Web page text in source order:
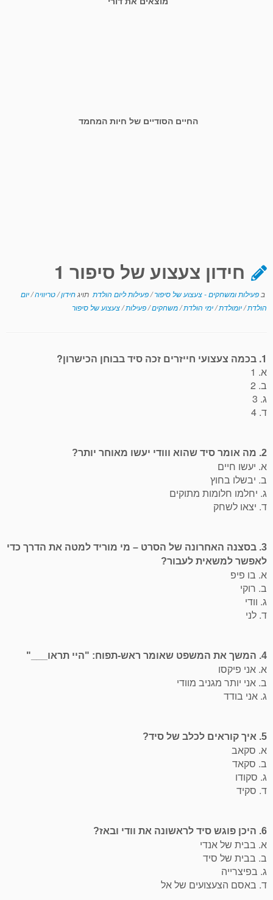
החיים הסודיים של חיות המחמד
חידון צעצוע של סיפור 1
ב פעילות ומשחקים - צעצוע של סיפור/פעילות ליום הולדת תויגחידון/טריוויה/יום
הולדת/יומולדת/ימי הולדת/משחקים/פעילות/צעצוע של סיפור
1. בכמה צעצועי חייזרים זכה סיד בבוחן הכישרון?
א. 1
ב. 2
ג. 3
ד. 4
2. מה אומר סיד שהוא ווודי יעשו מאוחר יותר?
א. יעשו חיים
ב. יבשלו בחוץ
ג. יחלמו חלומות מתוקים
ד. יצאו לשחק
3. בסצנה האחרונה של הסרט – מי מוריד למטה את הדרך כדי
לאפשר למשאית לעבור?
א. בו פיפ
ב. רוקי
ג. וודי
ד. לני
4. המשך את המשפט שאומר ראש-תפוח: "היי תראו___"
א. אני פיקסו
ב. אני יותר מגניב מוודי
ג. אני בודד
5. איך קוראים לכלב של סיד?
א. סקאב
ב. סקאד
ג. סקודו
ד. סקיד
6. היכן פוגש סיד לראשונה את וודי ובאז?
א. בבית של אנדי
ב. בבית של סיד
ג. בפיצרייה
ד. באסם הצעצועים של אל